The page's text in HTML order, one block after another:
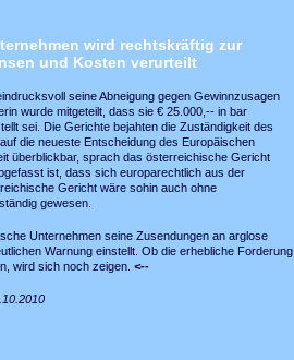
wird rechtskräftig zur
und Kosten verurteilt
seine Abneigung gegen Gewinnzusagen
wurde mitgeteilt, dass sie € 25.000,-- in bar
sei. Die Gerichte bejahten die Zuständigkeit des
die neueste Entscheidung des Europäischen
überblickbar, sprach das österreichische Gericht
ist, dass sich europarechtlich aus der
Gericht wäre sohin auch ohne
gewesen.
Unternehmen seine Zusendungen an arglose
Warnung einstellt. Ob die erhebliche Forderung
wird sich noch zeigen. <--